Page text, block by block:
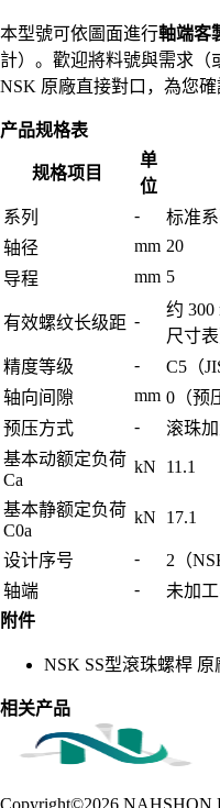
本型號可依圖面進行軸端客
計）。歡迎將料號與需求（
NSK 原廠直接對口，為您確
产品规格表
规格项目
单
位
系列 -
标准
轴径
mm 20
导程
mm 5
有效螺纹长级距 -
约
尺寸表
精度等级
-
C5（
轴向间隙
mm 0（预
预压方式
-
滚珠加
基本动额定负荷
Ca
kN 11.1
基本静额定负荷
C0a
kN 17.1
设计序号 -
2（
轴端
-
未加
附件
NSK SS型滾珠螺桿
相关产品
Copyright©2026 NAHSHON